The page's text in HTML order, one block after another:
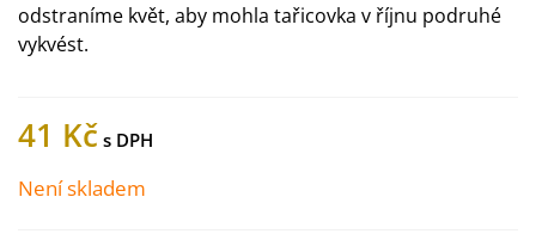
odstraníme květ, aby mohla tařicovka v říjnu podruhé
vykvést.
41 Kč
Není skladem